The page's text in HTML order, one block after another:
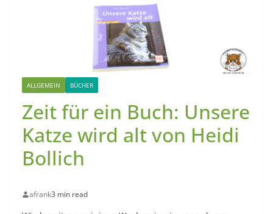
ALLGEMEIN BÜCHER
Zeit für ein Buch: Unsere
Katze wird alt von Heidi
Bollich
afrank3 min read